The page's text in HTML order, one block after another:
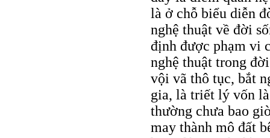
là ở chỗ biểu diễn
nghệ thuật về đời
định được phạm vi
nghệ thuật trong
vội vã thô tục, bắt
gia, là triết lý vốn
thường chưa bao
may thành mô đất